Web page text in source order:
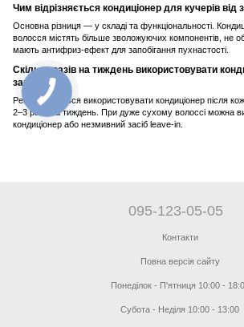
Чим відрізняється кондиціонер для кучерів від
Основна різниця — у складі та функціональності.
волосся містять більше зволожуючих компонентів, не
мають антифриз-ефект для запобігання пухнастості.
Скільки разів на тиждень використовувати
завитках
Рекомендується використовувати кондиціонер після
2–3 рази на тиждень. При дуже сухому волоссі можна
кондиціонер або незмивний засіб leave-in.
095-123-05-05
Контакти
Повна версія сайту
Понеділок - П'ятниця 10:00 -
Субота - Неділя 10:00 - 13:00